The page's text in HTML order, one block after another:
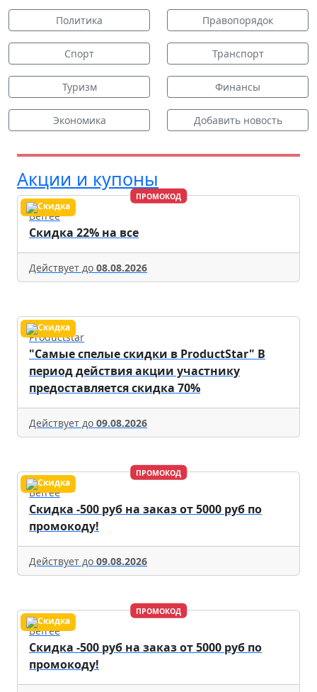
Политика Правопорядок
Спорт Транспорт
Туризм Финансы
Экономика Добавить новость
Акции и купоны
ПРОМОКОД
Befree
Скидка 22% на все
Действует до 08.08.2026
Productstar
"Самые спелые скидки в ProductStar" В
период действия акции участнику
предоставляется скидка 70%
Действует до 09.08.2026
ПРОМОКОД
Befree
Скидка -500 руб на заказ от 5000 руб по
промокоду!
Действует до 09.08.2026
ПРОМОКОД
Befree
Скидка -500 руб на заказ от 5000 руб по
промокоду!